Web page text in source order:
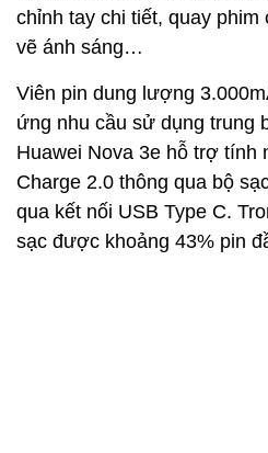
chỉnh tay chi tiết, quay phim
vẽ ánh sáng…
Viên pin dung lượng
ứng nhu cầu sử dụng trung
Huawei Nova 3e hỗ trợ tính
Charge 2.0 thông qua bộ
qua kết nối USB Type C.
sạc được khoảng 43% pin